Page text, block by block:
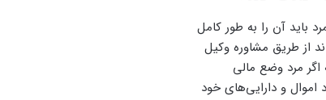
باید آن را به طور کامل
از طریق مشاوره وکیل
اگر مرد وضع مالی
اموال و دارایی‌های خود